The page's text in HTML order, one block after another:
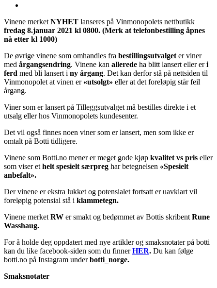
Vinene merket NYHET lanseres på Vinmonopolets nettbutikk
fredag 8.januar 2021 kl 0800. (Merk at telefonbestilling åpnes
nå etter kl 1000)
De øvrige vinene som omhandles fra bestillingsutvalget er viner
med årgangsendring. Vinene kan allerede ha blitt lansert eller eri
ferd med bli lansert i ny årgang. Det kan derfor stå på nettsiden til
Vinmonopolet at vinen er «utsolgt» eller at det foreløpig står feil
årgang.
Viner som er lansert på Tilleggsutvalget må bestilles direkte i et
utsalg eller hos Vinmonopolets kundesenter.
Det vil også finnes noen viner som er lansert, men som ikke er
omtalt på Botti tidligere.
Vinene som Botti.no mener er meget gode kjøp kvalitet vs pris eller
som viser et helt spesielt særpreg har betegnelsen «Spesielt
anbefalt».
Der vinene er ekstra lukket og potensialet fortsatt er uavklart vil
foreløpig potensial stå i klammetegn.
Vinene merket RW er smakt og bedømmet av Bottis skribent Rune
Wasshaug.
For å holde deg oppdatert med nye artikler og smaksnotater på botti
kan du like facebook-siden som du finner HER. Du kan følge
botti.no på Instagram underbotti_norge.
Smaksnotater